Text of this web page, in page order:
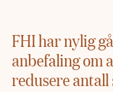
FHI har nylig
anbefaling om
redusere